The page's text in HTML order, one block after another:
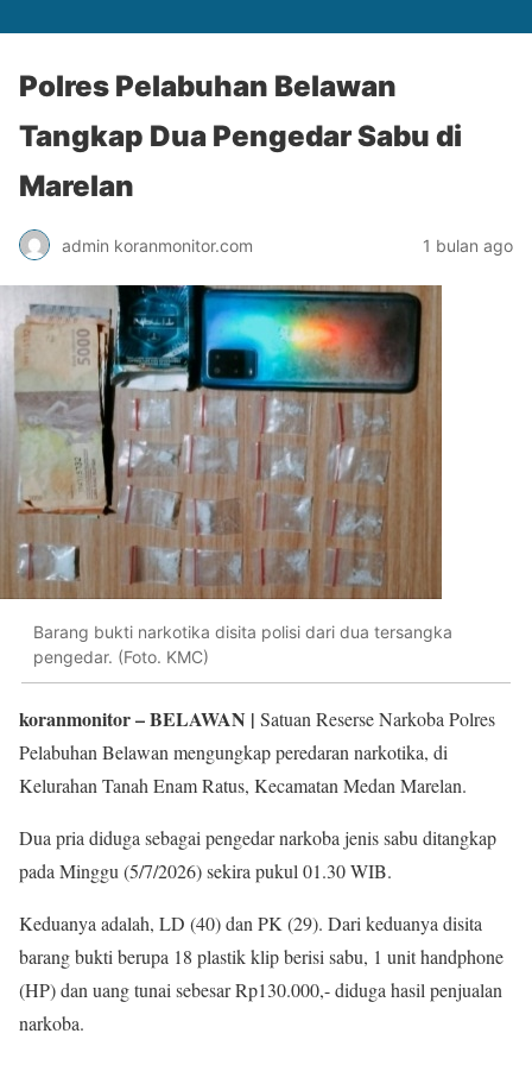
Polres Pelabuhan Belawan
Tangkap Dua Pengedar Sabu di
Marelan
admin koranmonitor.com 1 bulan ago
Barang bukti narkotika disita polisi dari dua tersangka
pengedar. (Foto. KMC)
koranmonitor– BELAWAN | Satuan Reserse Narkoba Polres
Pelabuhan Belawan mengungkap peredaran narkotika, di
Kelurahan Tanah Enam Ratus, Kecamatan Medan Marelan.
Dua pria diduga sebagai pengedar narkoba jenis sabu ditangkap
pada Minggu (5/7/2026) sekira pukul 01.30 WIB.
Keduanya adalah, LD (40) dan PK (29). Dari keduanya disita
barang bukti berupa 18 plastik klip berisi sabu, 1 unit handphone
(HP) dan uang tunai sebesar Rp130.000,- diduga hasil penjualan
narkoba.